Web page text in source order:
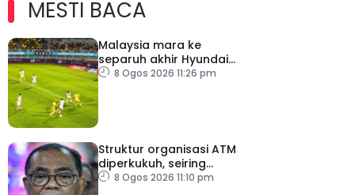
MESTI BACA
Malaysia mara ke
separuh akhir Hyundai
ASEAN Cup
8 Ogos 2026 11:26 pm
Struktur organisasi ATM
diperkukuh, seiring
pemodenan aset
8 Ogos 2026 11:10 pm